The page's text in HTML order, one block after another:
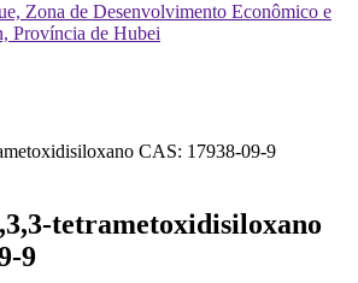
Zona de Desenvolvimento Econômico e
Província de Hubei
CAS: 17938-09-9
tetrametoxidisiloxano
9